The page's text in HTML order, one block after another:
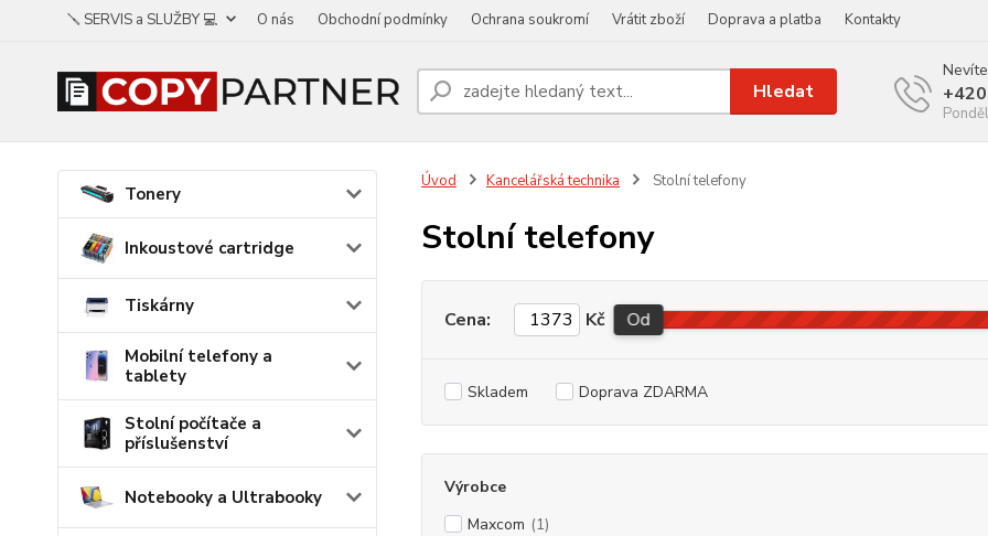
🪛 SERVIS a SLUŽBY 💻 O nás Obchodní podmínky Ochrana soukromí Vrátit zboží Doprava a platba Kontakty
Hledat
Tonery
Inkoustové cartridge
Tiskárny
Mobilní telefony a
tablety
Stolní počítače a
příslušenství
Notebooky a Ultrabooky
Úvod Kancelářská technika Stolní telefony
Stolní telefony
Cena: Kč Od
Skladem Doprava ZDARMA
Výrobce
Maxcom (1)